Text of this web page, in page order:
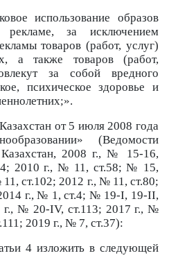
использование образов
рекламе, за исключением
товаров (работ, услуг)
а также товаров (работ,
за собой вредного
психическое здоровье и
от 5 июля 2008 года
(Ведомости
Казахстан, 2008 г., № 15-16,
2010 г., № 11, ст.58; № 15,
ст.102; 2012 г., № 11, ст.80;
г., № 1, ст.4; № 19-І, 19-II,
№ 20-IV, ст.113; 2017 г., №
2019 г., № 7, ст.37):
4 изложить в следующей